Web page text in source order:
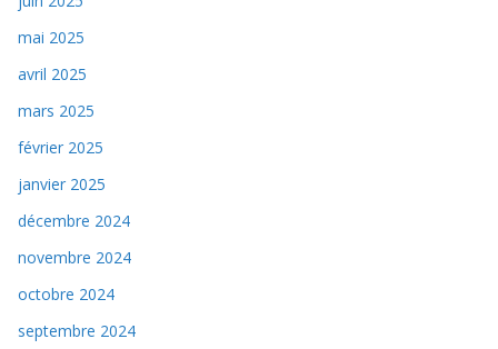
mai 2025
avril 2025
mars 2025
février 2025
janvier 2025
décembre 2024
novembre 2024
octobre 2024
septembre 2024